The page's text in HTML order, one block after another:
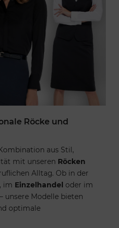
Röcke und
aus Stil,
mit unseren Röcken
Alltag. Ob in der
, im Einzelhandel
oder im
– unsere Modelle bieten
optimale